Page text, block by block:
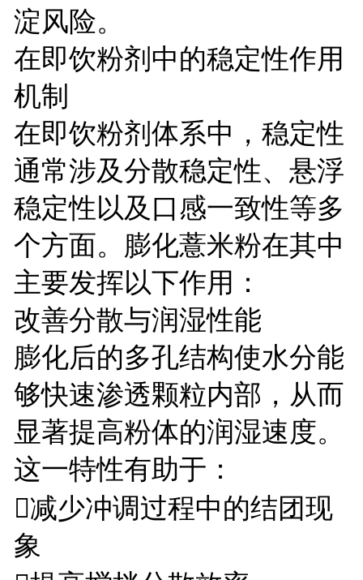
淀风险。
在即饮粉剂中的稳定性作用
机制
在即饮粉剂体系中，稳定性
通常涉及分散稳定性、悬浮
稳定性以及口感一致性等多
个方面。膨化薏米粉在其中
主要发挥以下作用：
改善分散与润湿性能
膨化后的多孔结构使水分能
够快速渗透颗粒内部，从而
显著提高粉体的润湿速度。
这一特性有助于：
减少冲调过程中的结团现
象